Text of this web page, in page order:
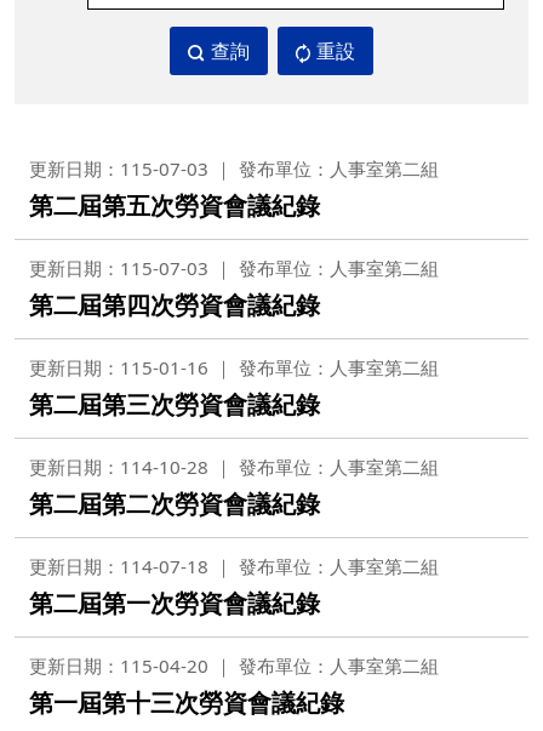
查詢 重設
更新日期：115-07-03 發布單位：人事室第二組
第二屆第五次勞資會議紀錄
更新日期：115-07-03 發布單位：人事室第二組
第二屆第四次勞資會議紀錄
更新日期：115-01-16 發布單位：人事室第二組
第二屆第三次勞資會議紀錄
更新日期：114-10-28 發布單位：人事室第二組
第二屆第二次勞資會議紀錄
更新日期：114-07-18 發布單位：人事室第二組
第二屆第一次勞資會議紀錄
更新日期：115-04-20 發布單位：人事室第二組
第一屆第十三次勞資會議紀錄